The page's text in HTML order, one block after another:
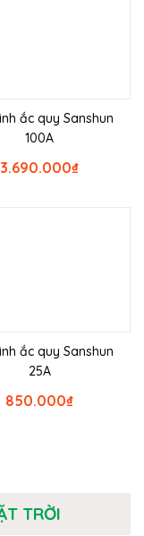
ắc quy Sanshun
100A
₫
3.690.000
ắc quy Sanshun
25A
₫
850.000
TRỜI